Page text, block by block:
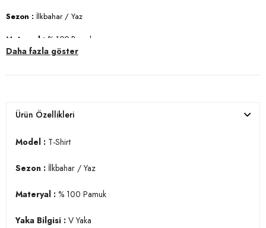
Sezon : İlkbahar / Yaz
Materyal : % 100 Pamuk
cm / Beden L
Üretim Yeri :Türkiye
3DY15412001.150
Daha fazla göster
Ürün Özellikleri
Model : T-Shirt
Sezon : İlkbahar / Yaz
Materyal : % 100 Pamuk
Yaka Bilgisi : V Yaka